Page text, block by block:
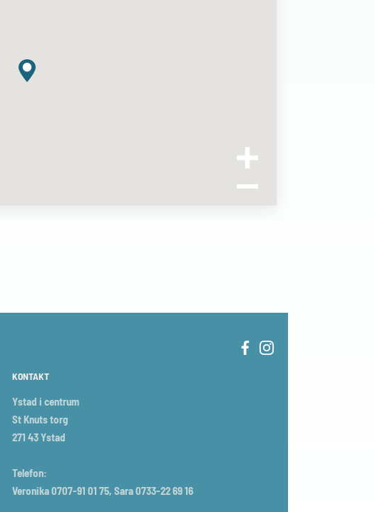
KONTAKT
Ystad i centrum
St Knuts torg
271 43 Ystad
Telefon:
Veronika 0707-91 01 75, Sara 0733-22 69 16